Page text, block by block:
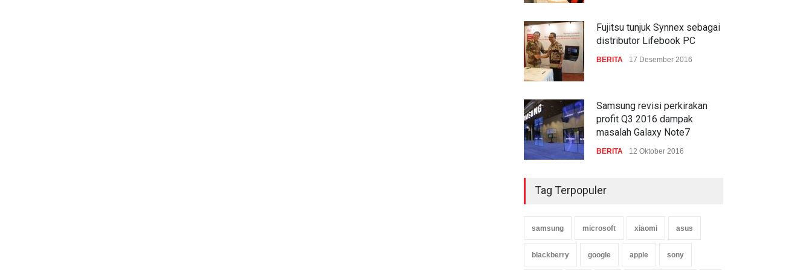
Fujitsu tunjuk Synnex sebagai
distributor Lifebook PC
BERITA 17 Desember 2016
Samsung revisi perkirakan
profit Q3 2016 dampak
masalah Galaxy Note7
BERITA 12 Oktober 2016
Tag Terpopuler
samsung microsoft xiaomi asus
blackberry google apple sony